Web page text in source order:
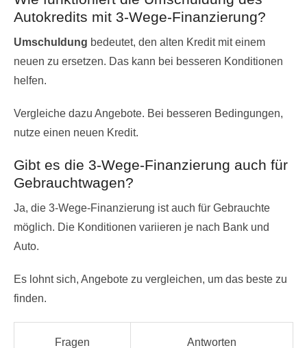
Autokredits mit 3-Wege-Finanzierung?
Umschuldung bedeutet, den alten Kredit mit einem
neuen zu ersetzen. Das kann bei besseren Konditionen
helfen.
Vergleiche dazu Angebote. Bei besseren Bedingungen,
nutze einen neuen Kredit.
Gibt es die 3-Wege-Finanzierung auch für
Gebrauchtwagen?
Ja, die 3-Wege-Finanzierung ist auch für Gebrauchte
möglich. Die Konditionen variieren je nach Bank und
Auto.
Es lohnt sich, Angebote zu vergleichen, um das beste zu
finden.
Fragen Antworten